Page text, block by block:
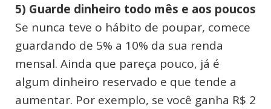
5) Guarde dinheiro todo mês e aos poucos
Se nunca teve o hábito de poupar, comece
guardando de 5% a 10% da sua renda
mensal. Ainda que pareça pouco, já é
algum dinheiro reservado e que tende a
aumentar. Por exemplo, se você ganha R$ 2